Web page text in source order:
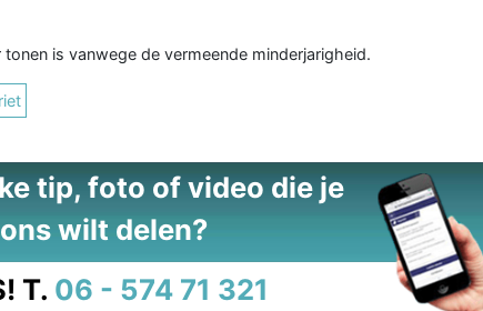
is vanwege de vermeende minderjarigheid.
tip, foto of video die je
wilt delen?
T. 06 - 574 71 321